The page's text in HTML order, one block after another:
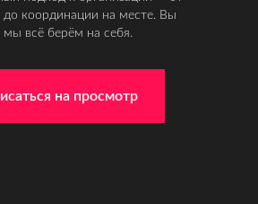
до координации на месте. Вы
мы всё берём на себя.
на просмотр